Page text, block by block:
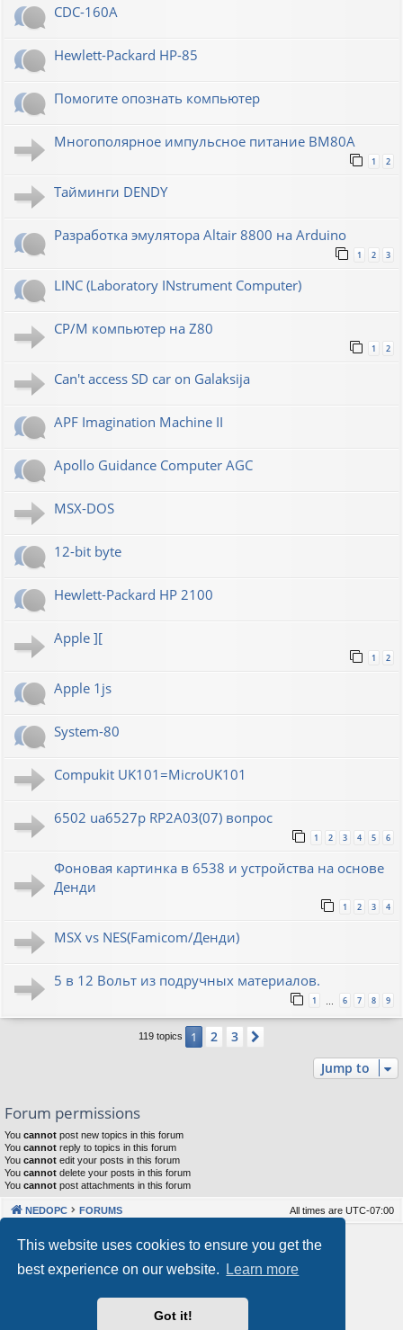
This website uses cookies to ensure you get the
best experience on our website.
Learn more
Got it!
CDC-160A
Hewlett-Packard НР-85
Помогите опознать компьютер
Многополярное импульсное питание ВМ80А
1 2
Тайминги DENDY
Разработка эмулятора Altair 8800 на Arduino
1 2 3
LINC (Laboratory INstrument Computer)
CP/M компьютер на Z80
1 2
Can't access SD car on Galaksija
APF Imagination Machine II
Apollo Guidance Computer AGC
MSX-DOS
12-bit byte
Hewlett-Packard HP 2100
Apple ][
1 2
Apple 1js
System-80
Compukit UK101=MicroUK101
6502 ua6527p RP2A03(07) вопрос
1 2 3 4 5 6
Фоновая картинка в 6538 и устройства на основе
Денди
1 2 3 4
MSX vs NES(Famicom/Денди)
5 в 12 Вольт из подручных материалов.
1 … 6 7 8 9
119 topics 1 2 3
Jump to
Forum permissions
You cannot post new topics in this forum
You cannot reply to topics in this forum
You cannot edit your posts in this forum
You cannot delete your posts in this forum
You cannot post attachments in this forum
NEDOPC FORUMS All times are UTC-07:00
Powered by phpBB® Forum Software © phpBB Limited
Our VPS Hosting By RimuHosting
This server is located in London data center